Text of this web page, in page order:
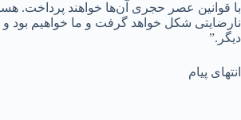
با قوانین عصر حجری آن‌ها خواهند پرداخت.
نارضایتی شکل خواهد گرفت و ما خواهیم بود و
دیگر.”
انتهای پیام